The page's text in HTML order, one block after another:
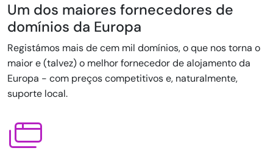
Um dos maiores fornecedores de
domínios da Europa
Registámos mais de cem mil domínios, o que nos torna o
maior e (talvez) o melhor fornecedor de alojamento da
Europa - com preços competitivos e, naturalmente,
suporte local.